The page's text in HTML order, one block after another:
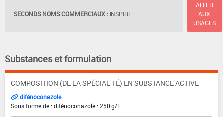
SECONDS NOMS COMMERCIAUX : INSPIRE
ALLER
AUX
USAGES
Substances et formulation
COMPOSITION (DE LA SPÉCIALITÉ) EN SUBSTANCE ACTIVE
difénoconazole
Sous forme de : difénoconazole : 250 g/L